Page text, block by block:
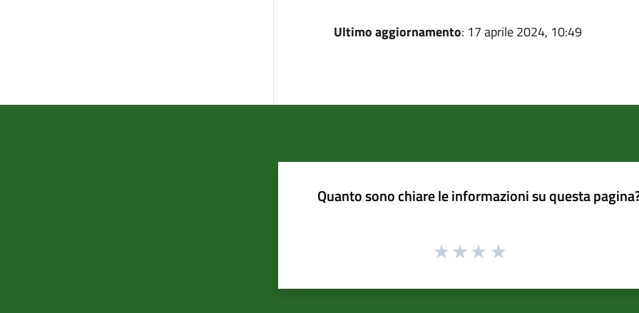
Ultimo aggiornamento: 17 aprile 2024, 10:49
Quanto sono chiare le informazioni su questa